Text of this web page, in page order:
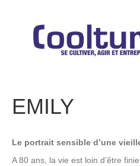
EMILY
Le portrait sensible d’une
A 80 ans, la vie est loin d’être